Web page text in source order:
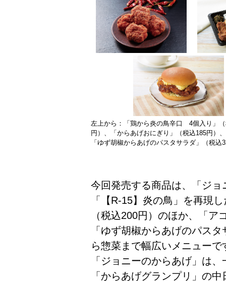
左上から：「鶏から炎の鳥辛口 4個入り」
円）、「からあげおにぎり」（税込185円）
「ゆず胡椒からあげのパスタサラダ」（税込
今回発売する商品は、「ジ
「【R-15】炎の鳥」を再現
（税込200円）のほか、「
「ゆず胡椒からあげのパス
ら惣菜まで幅広いメニューで
「ジョニーのからあげ」は
「からあげグランプリ」の